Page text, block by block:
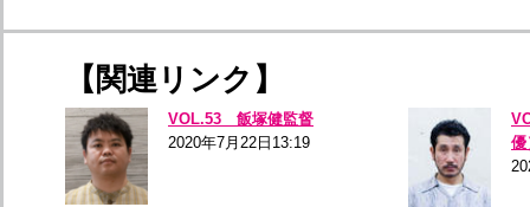
【関連リンク】
VOL.53 飯塚健監督
2020年7月22日13:19
優